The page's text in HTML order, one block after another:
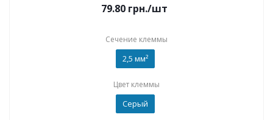
79.80 грн./шт
Сечение клеммы
2,5 мм²
Цвет клеммы
Серый